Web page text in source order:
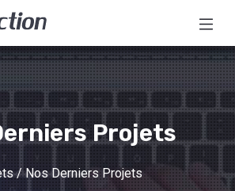
Projets
/ Nos Derniers Projets